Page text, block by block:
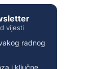
vijesti
radnog
i ključne